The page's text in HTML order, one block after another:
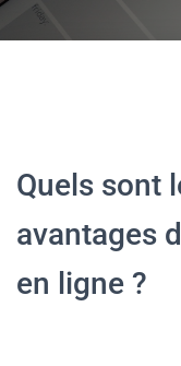
Quels sont
avantages
en ligne ?